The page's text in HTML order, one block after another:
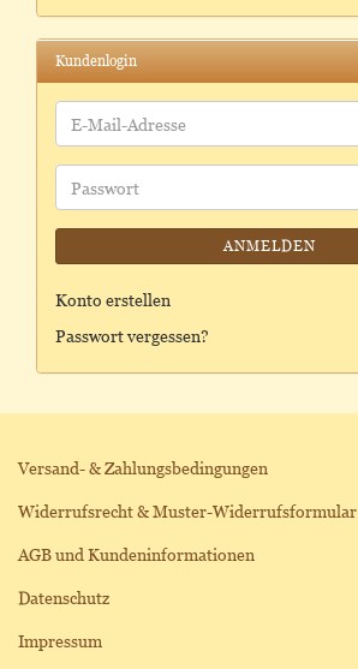
Kundenlogin
E-
Mail-
Adresse
Passwort
ANMELDEN
Konto erstellen
Passwort vergessen?
Versand- & Zahlungsbedingungen
Widerrufsrecht & Muster-Widerrufsformular
AGB und Kundeninformationen
Datenschutz
Impressum